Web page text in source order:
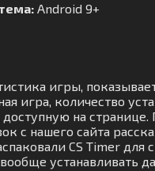
Android 9+
игры,
игра, количество
на странице.
с нашего сайта
CS Timer для
устанавливать